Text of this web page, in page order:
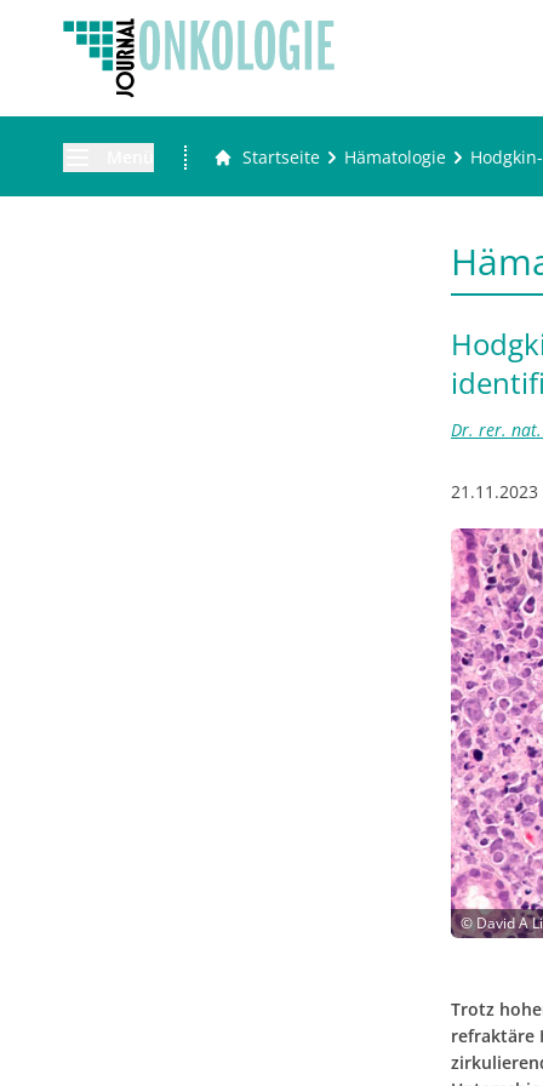
Startseite Hämatologie
Dr. rer.
21.11.2023
© David A
Trotz
refraktäre